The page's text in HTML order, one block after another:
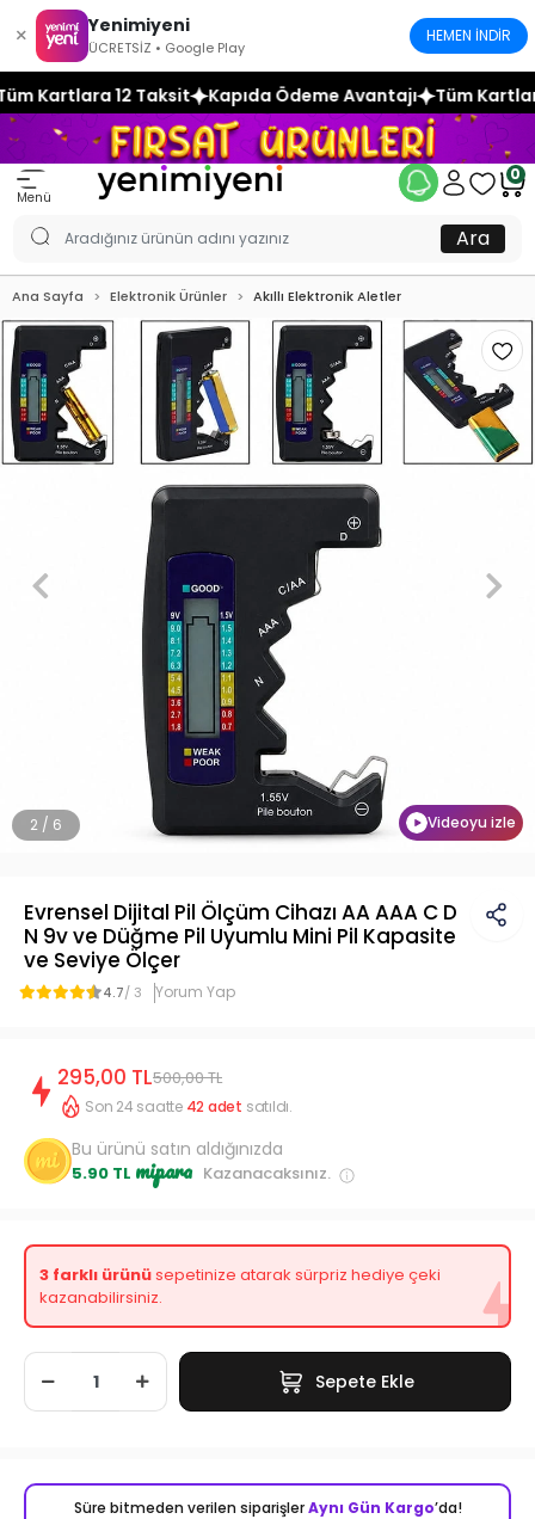
× Yenimiyeni
ÜCRETSİZ • Google Play
HEMEN İNDİR
Kapıda Ödeme Avantajı Tüm Kartlara 12 Taksit
Menü
0
Ara
Ana Sayfa Elektronik Ürünler Akıllı Elektronik Aletler
2 / 6 Videoyu izle
Evrensel Dijital Pil Ölçüm Cihazı AA AAA C D
N 9v ve Düğme Pil Uyumlu Mini Pil Kapasite
ve Seviye Ölçer
4.7/ 3 Yorum Yap
295,00 TL500,00 TL
Son 24 saatte 42 adet satıldı.
Bu ürünü satın aldığınızda
5.90 TL mipara Kazanacaksınız.
3 farklı ürünüsepetinize atarak sürpriz hediye çeki
kazanabilirsiniz.
Sepete Ekle
Süre bitmeden verilen siparişlerAynı Gün Kargo’da!